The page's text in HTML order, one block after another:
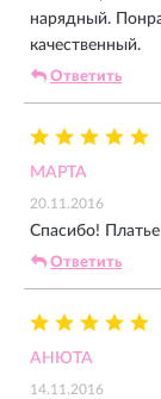
нарядный.
качественный.
Ответить
МАРТА
20.11.2016
Спасибо!
Ответить
АНЮТА
14.11.2016